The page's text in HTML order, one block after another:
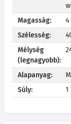
Magasság:
4
Szélesség:
Mélység
(legnagyobb):
Alapanyag:
Súly:
1